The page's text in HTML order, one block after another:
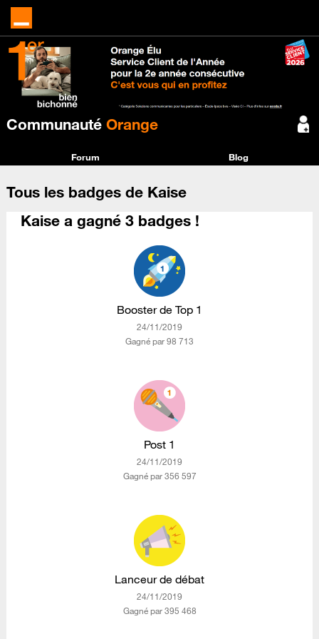
Communauté Orange
Forum Blog
Tous les badges de Kaise
Kaise a gagné 3 badges !
Booster de Top 1
‎24/11/2019
Gagné par 98 713
Post 1
‎24/11/2019
Gagné par 356 597
Lanceur de débat
‎24/11/2019
Gagné par 395 468